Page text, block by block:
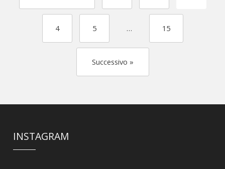
4 5 … 15
Successivo »
INSTAGRAM